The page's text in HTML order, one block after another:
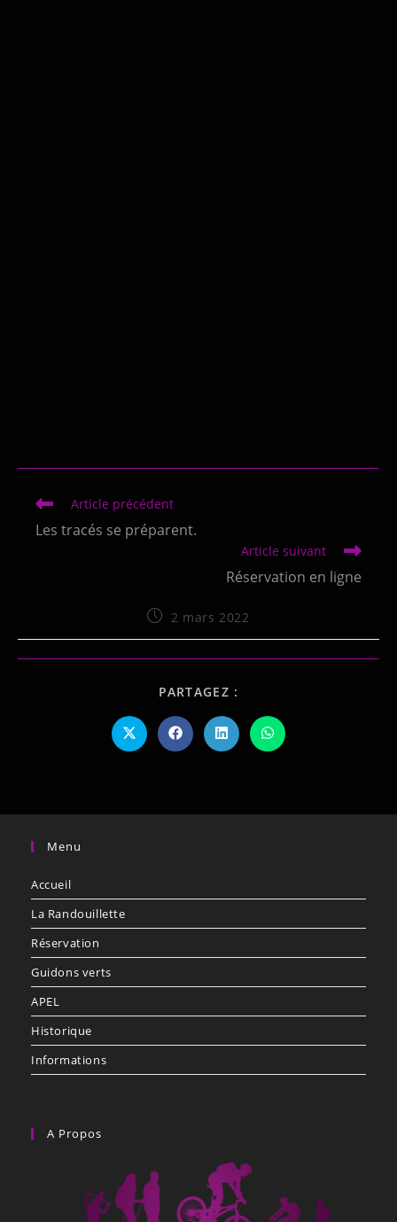
Article précédent
Les tracés se préparent.
Article suivant
Réservation en ligne
2 mars 2022
PARTAGEZ :
Menu
Accueil
La Randouillette
Réservation
Guidons verts
APEL
Historique
Informations
A Propos